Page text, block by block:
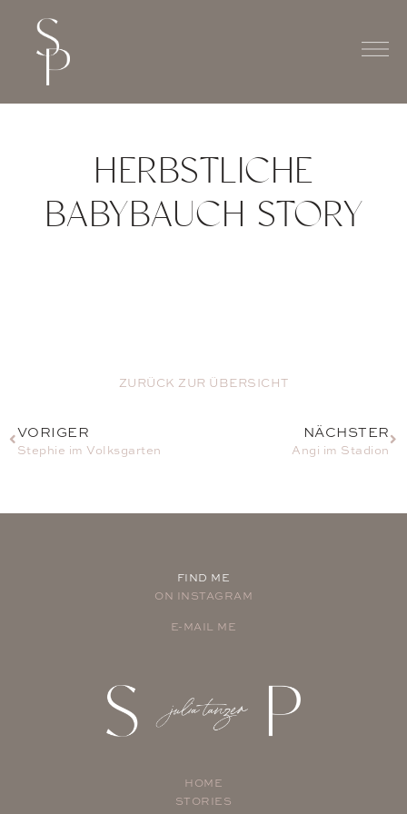
HERBSTLICHE
BABYBAUCH STORY
ZURÜCK ZUR ÜBERSICHT
VORIGER
Stephie im Volksgarten
NÄCHSTER
Angi im Stadion
FIND ME
ON INSTAGRAM
E-MAIL ME
HOME
STORIES